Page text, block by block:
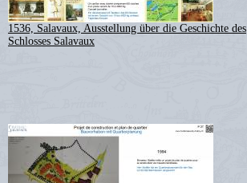
1536, Salavaux, Ausstellung über die Geschichte des
Schlosses Salavaux